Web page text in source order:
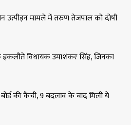
उत्पीड़न मामले में तरुण तेजपाल को दोषी
इकलौते विधायक उमाशंकर सिंह, जिनका
की कैंची, 9 बदलाव के बाद मिली ये